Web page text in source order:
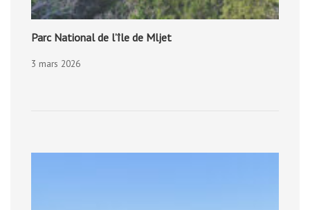
Parc National de l’île de Mljet
3 mars 2026